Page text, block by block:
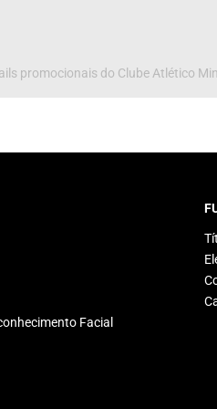
promocionais do Clube Atlético
Facial